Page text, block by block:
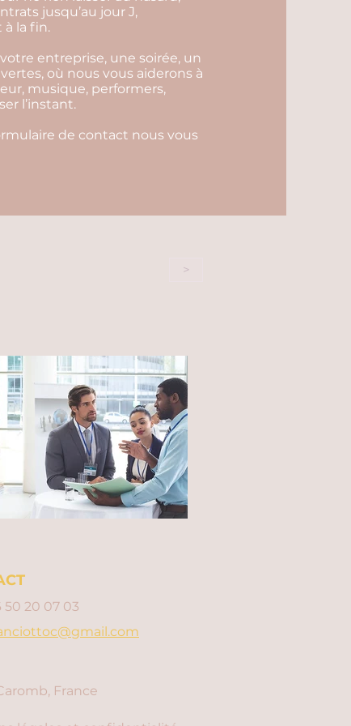
jusqu’au jour J,
la fin.
entreprise, une soirée, un
où nous vous aiderons à
musique, performers,
l’instant.
de contact nous vous
>
50 20 07 03
France